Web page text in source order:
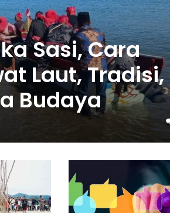
Sasi, Cara
Laut, Tradisi,
Budaya